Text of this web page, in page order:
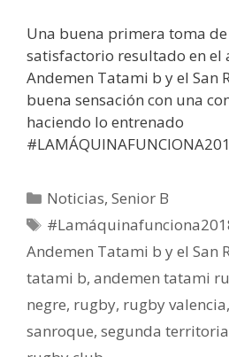
Una buena primera toma
satisfactorio resultado en el
Andemen Tatami b y el San
buena sensación con una
haciendo lo entrenado
Noticias,Senior B
Andemen Tatami b y el San
tatami b, andemen tatami
negre, rugby, rugby valencia,
sanroque, segunda